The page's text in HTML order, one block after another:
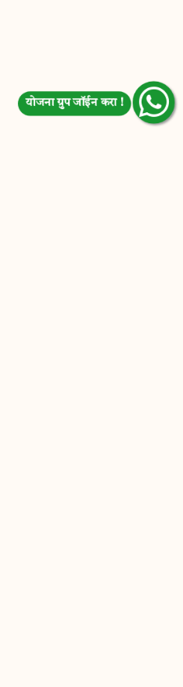
योजना ग्रुप जॉईन करा !